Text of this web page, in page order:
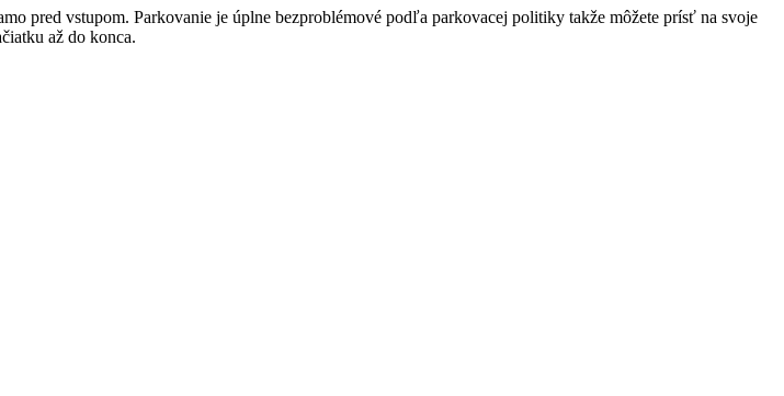
pred vstupom. Parkovanie je úplne bezproblémové podľa parkovacej politiky takže môžete prísť na svoje
až do konca.